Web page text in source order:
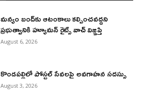
మన్యం బంద్‌కు ఆటంకాలు కల్పించవద్దని
ప్రభుత్వానికి హ్యూమన్ రైట్స్ వాచ్ విజ్ఞప్తి
August 6, 2026
కొండపల్లిలో పోస్టల్ సేవలపై అవగాహన సదస్సు
August 3, 2026